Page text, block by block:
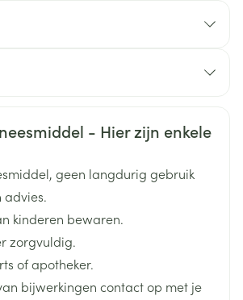
mm
65 mm
- Hier zijn enkele
geen langdurig gebruik
advies.
kinderen bewaren.
zorgvuldig.
of apotheker.
bijwerkingen contact op met je